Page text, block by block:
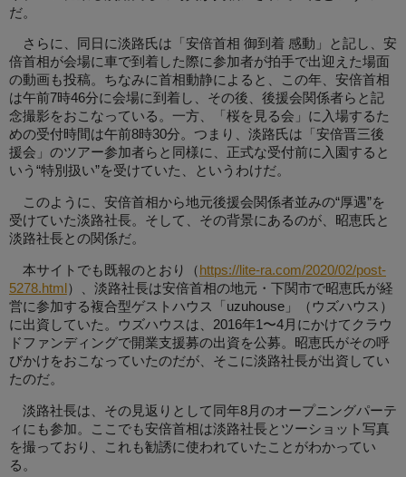
だ。
さらに、同日に淡路氏は「安倍首相 御到着 感動」と記し、安
倍首相が会場に車で到着した際に参加者が拍手で出迎えた場面
の動画も投稿。ちなみに首相動静によると、この年、安倍首相
は午前7時46分に会場に到着し、その後、後援会関係者らと記
念撮影をおこなっている。一方、「桜を見る会」に入場するた
めの受付時間は午前8時30分。つまり、淡路氏は「安倍晋三後
援会」のツアー参加者らと同様に、正式な受付前に入園すると
いう“特別扱い”を受けていた、というわけだ。
このように、安倍首相から地元後援会関係者並みの“厚遇”を
受けていた淡路社長。そして、その背景にあるのが、昭恵氏と
淡路社長との関係だ。
本サイトでも既報のとおり（ https://lite-ra.com/2020/02/post-
5278.html ）、淡路社長は安倍首相の地元・下関市で昭恵氏が経
営に参加する複合型ゲストハウス「uzuhouse」（ウズハウス）
に出資していた。ウズハウスは、2016年1〜4月にかけてクラウ
ドファンディングで開業支援募の出資を公募。昭恵氏がその呼
びかけをおこなっていたのだが、そこに淡路社長が出資してい
たのだ。
淡路社長は、その見返りとして同年8月のオープニングパーテ
ィにも参加。ここでも安倍首相は淡路社長とツーショット写真
を撮っており、これも勧誘に使われていたことがわかってい
る。